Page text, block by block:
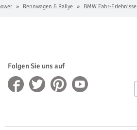
Rennwagen & Rallye BMW Fahr-Erlebnisse
Folgen Sie uns auf